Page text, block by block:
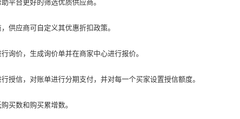
平台更好的筛选优质供应商。
供应商可自定义其优惠折扣政策。
询价，生成询价单并在商家中心进行报价。
授信，对账单进行分期支付，并对每一个买家设置授信额度。
买数和购买累增数。